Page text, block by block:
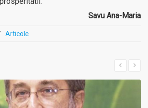
Savu Ana-Maria
Articole
MAI MULT